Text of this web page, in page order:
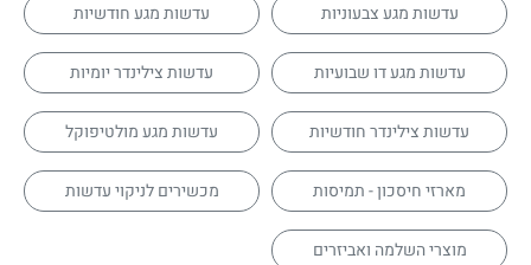
עדשות מגע צבעוניות עדשות מגע חודשיות
עדשות מגע דו שבועיות עדשות צילינדר יומיות
עדשות צילינדר חודשיות עדשות מגע מולטיפוקל
מארזי חיסכון - תמיסות מכשירים לניקוי עדשות
מוצרי השלמה ואביזרים